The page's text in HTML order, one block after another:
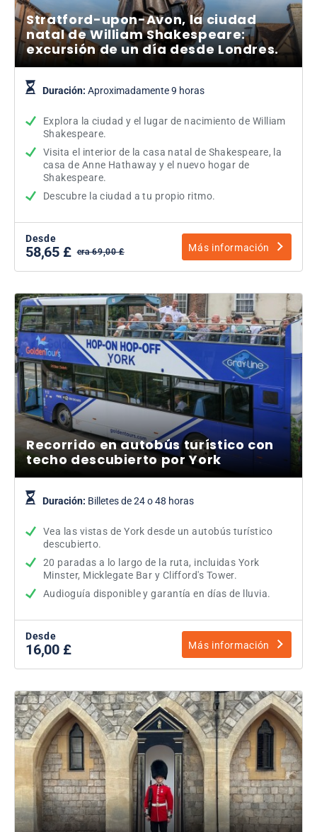
Stratford-upon-Avon, la ciudad
natal de William Shakespeare:
excursión de un día desde Londres.
Duración: Aproximadamente 9 horas
Explora la ciudad y el lugar de nacimiento de William
Shakespeare.
Visita el interior de la casa natal de Shakespeare, la
casa de Anne Hathaway y el nuevo hogar de
Shakespeare.
Descubre la ciudad a tu propio ritmo.
Desde
58,65 £ era 69,00 £ Más información
Recorrido en autobús turístico con
techo descubierto por York
Duración: Billetes de 24 o 48 horas
Vea las vistas de York desde un autobús turístico
descubierto.
20 paradas a lo largo de la ruta, incluidas York
Minster, Micklegate Bar y Clifford's Tower.
Audioguía disponible y garantía en días de lluvia.
Desde
16,00 £ Más información